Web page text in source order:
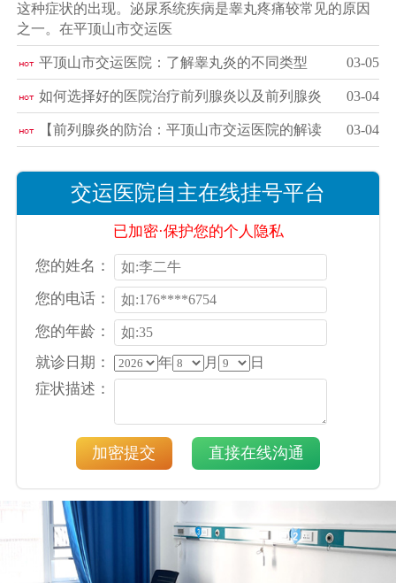
这种症状的出现。泌尿系统疾病是睾丸疼痛较常见的原因
之一。在平顶山市交运医
平顶山市交运医院：了解睾丸炎的不同类型 03-05
如何选择好的医院治疗前列腺炎以及前列腺炎 03-04
【前列腺炎的防治：平顶山市交运医院的解读 03-04
交运医院自主在线挂号平台
已加密·保护您的个人隐私
您的姓名：
您的电话：
您的年龄：
就诊日期：
年 月 日
症状描述：
加密提交 直接在线沟通